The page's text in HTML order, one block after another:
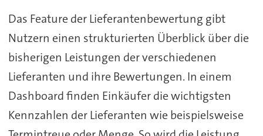
Das Feature der Lieferantenbewertung gibt
Nutzern einen strukturierten Überblick über die
bisherigen Leistungen der verschiedenen
Lieferanten und ihre Bewertungen. In einem
Dashboard finden Einkäufer die wichtigsten
Kennzahlen der Lieferanten wie beispielsweise